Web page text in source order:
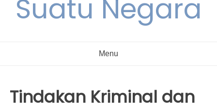
Suatu Negara
Menu
Tindakan Kriminal dan